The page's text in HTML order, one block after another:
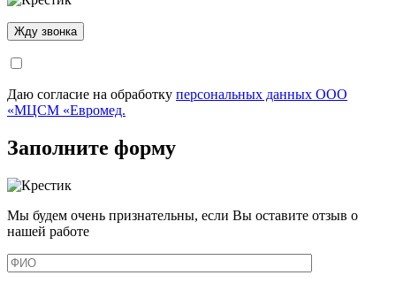
Даю согласие на обработку персональных данных ООО
«МЦСМ «Евромед.
Заполните форму
Мы будем очень признательны, если Вы оставите отзыв о
нашей работе